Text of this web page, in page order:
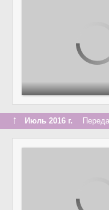
↑ Июль 2016 г.